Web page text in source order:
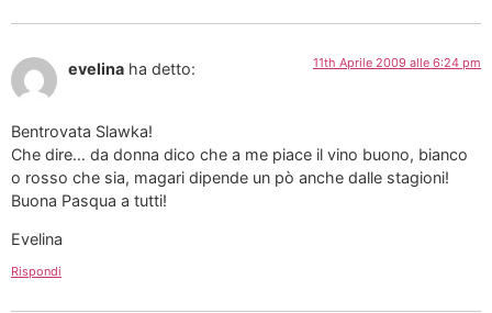
evelina ha detto: 11th Aprile 2009 alle 6:24 pm
Bentrovata Slawka!
Che dire… da donna dico che a me piace il vino buono, bianco
o rosso che sia, magari dipende un pò anche dalle stagioni!
Buona Pasqua a tutti!
Evelina
Rispondi